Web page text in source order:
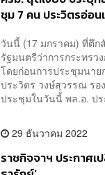
ชุม 7 คน ประวิตรอ่อ
วันนี้ (17 มกราคม) ที่ตึก
รัฐมนตรีว่าการกระทร
โดยก่อนการประชุมนาย
ประวิตร วงษ์สุวรรณ ร
ประชุมในวันนี้ พล.อ. ปร
29 ธันวาคม 2022
ราชกิจจาฯ ประกาศเ